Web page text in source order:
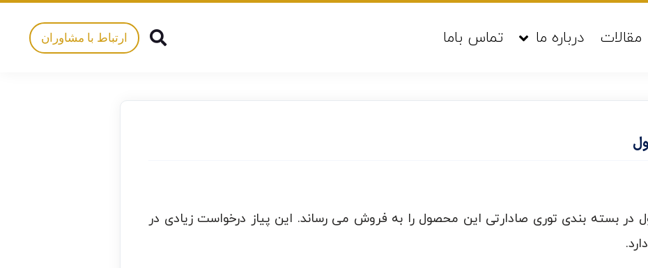
مقالات درباره ما تماس باما ارتباط با مشاوران
در بسته بندی توری صادارتی این محصول را به فروش می رساند. این پیاز درخواست زیادی در